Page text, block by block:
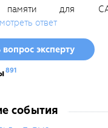
памяти для
ответ
эксперту
891
события